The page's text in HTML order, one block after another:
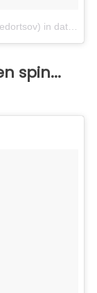
in data:
spin...